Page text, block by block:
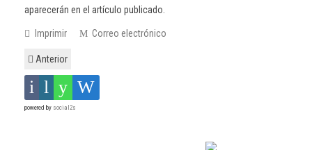
aparecerán en el artículo publicado.
Imprimir Correo electrónico
Anterior
powered by social2s